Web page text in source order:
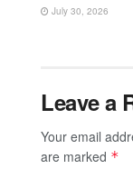
July 30, 2026
Leave a
Your email
are marked *